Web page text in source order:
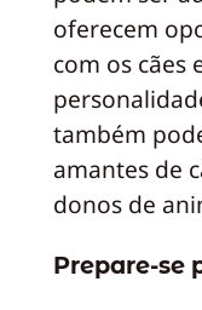
oferecem
com os cães
também
amantes de
donos de
Prepare-se